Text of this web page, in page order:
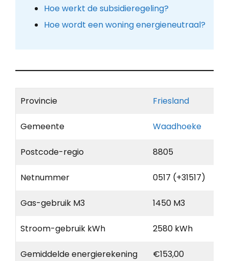
Hoe werkt de subsidieregeling?
Hoe wordt een woning energieneutraal?
Provincie Friesland
Gemeente Waadhoeke
Postcode-regio 8805
Netnummer 0517 (+31517)
Gas-gebruik M3 1450 M3
Stroom-gebruik kWh 2580 kWh
Gemiddelde energierekening €153,00